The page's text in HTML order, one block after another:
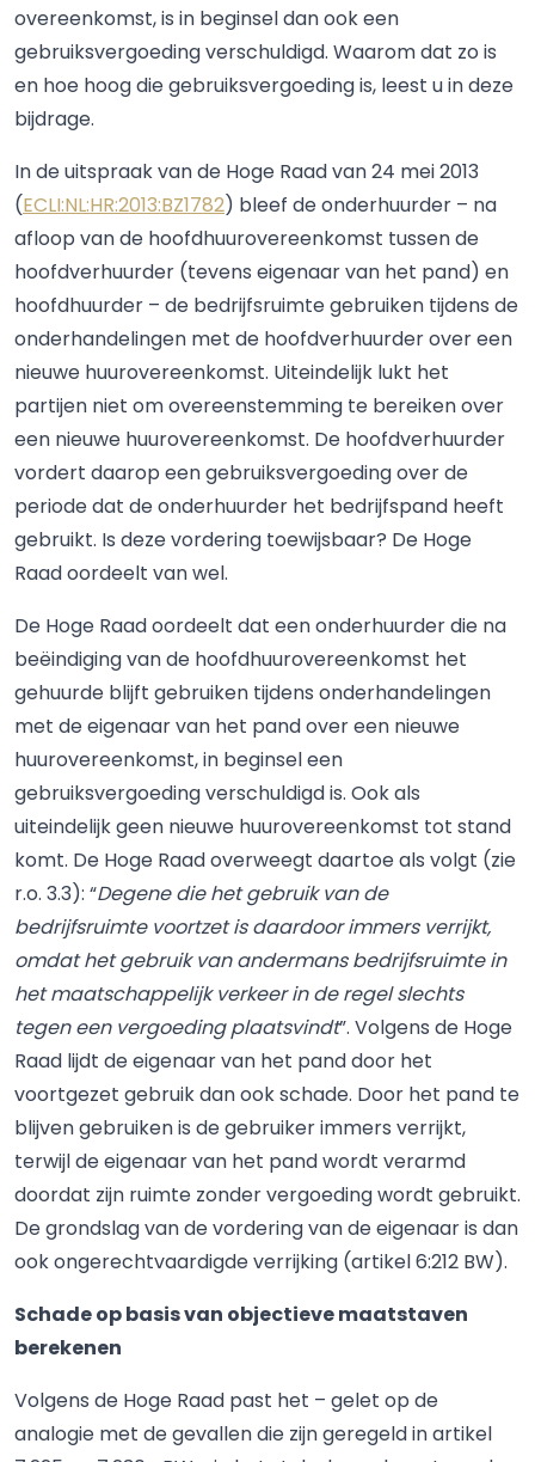
overeenkomst, is in beginsel dan ook een
gebruiksvergoeding verschuldigd. Waarom dat zo is
en hoe hoog die gebruiksvergoeding is, leest u in deze
bijdrage.
In de uitspraak van de Hoge Raad van 24 mei 2013
(ECLI:NL:HR:2013:BZ1782) bleef de onderhuurder – na
afloop van de hoofdhuurovereenkomst tussen de
hoofdverhuurder (tevens eigenaar van het pand) en
hoofdhuurder – de bedrijfsruimte gebruiken tijdens de
onderhandelingen met de hoofdverhuurder over een
nieuwe huurovereenkomst. Uiteindelijk lukt het
partijen niet om overeenstemming te bereiken over
een nieuwe huurovereenkomst. De hoofdverhuurder
vordert daarop een gebruiksvergoeding over de
periode dat de onderhuurder het bedrijfspand heeft
gebruikt. Is deze vordering toewijsbaar? De Hoge
Raad oordeelt van wel.
De Hoge Raad oordeelt dat een onderhuurder die na
beëindiging van de hoofdhuurovereenkomst het
gehuurde blijft gebruiken tijdens onderhandelingen
met de eigenaar van het pand over een nieuwe
huurovereenkomst, in beginsel een
gebruiksvergoeding verschuldigd is. Ook als
uiteindelijk geen nieuwe huurovereenkomst tot stand
komt. De Hoge Raad overweegt daartoe als volgt (zie
r.o. 3.3): “Degene die het gebruik van de
bedrijfsruimte voortzet is daardoor immers verrijkt,
omdat het gebruik van andermans bedrijfsruimte in
het maatschappelijk verkeer in de regel slechts
tegen een vergoeding plaatsvindt”. Volgens de Hoge
Raad lijdt de eigenaar van het pand door het
voortgezet gebruik dan ook schade. Door het pand te
blijven gebruiken is de gebruiker immers verrijkt,
terwijl de eigenaar van het pand wordt verarmd
doordat zijn ruimte zonder vergoeding wordt gebruikt.
De grondslag van de vordering van de eigenaar is dan
ook ongerechtvaardigde verrijking (artikel 6:212 BW).
Schade op basis van objectieve maatstaven
berekenen
Volgens de Hoge Raad past het – gelet op de
analogie met de gevallen die zijn geregeld in artikel